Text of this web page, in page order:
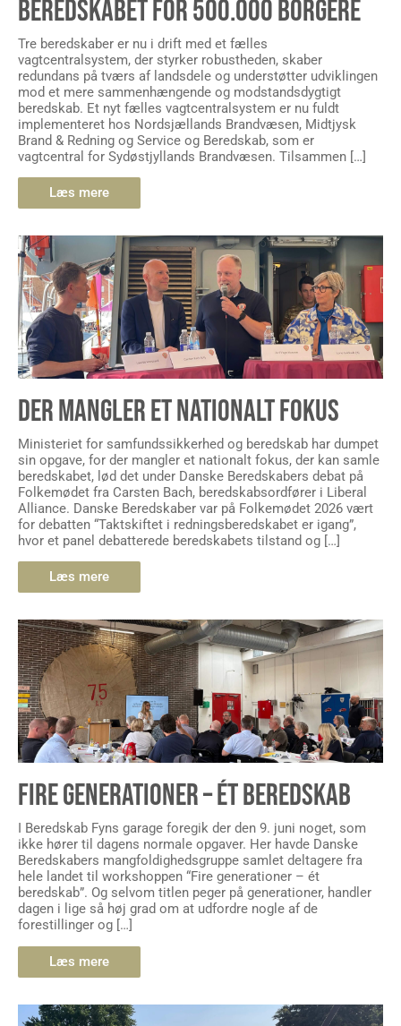
BEREDSKABET FOR 500.000 BORGERE
Tre beredskaber er nu i drift med et fælles
vagtcentralsystem, der styrker robustheden, skaber
redundans på tværs af landsdele og understøtter udviklingen
mod et mere sammenhængende og modstandsdygtigt
beredskab. Et nyt fælles vagtcentralsystem er nu fuldt
implementeret hos Nordsjællands Brandvæsen, Midtjysk
Brand & Redning og Service og Beredskab, som er
vagtcentral for Sydøstjyllands Brandvæsen. Tilsammen […]
Læs mere
DER MANGLER ET NATIONALT FOKUS
Ministeriet for samfundssikkerhed og beredskab har dumpet
sin opgave, for der mangler et nationalt fokus, der kan samle
beredskabet, lød det under Danske Beredskabers debat på
Folkemødet fra Carsten Bach, beredskabsordfører i Liberal
Alliance. Danske Beredskaber var på Folkemødet 2026 vært
for debatten “Taktskiftet i redningsberedskabet er igang”,
hvor et panel debatterede beredskabets tilstand og […]
Læs mere
FIRE GENERATIONER – ÉT BEREDSKAB
I Beredskab Fyns garage foregik der den 9. juni noget, som
ikke hører til dagens normale opgaver. Her havde Danske
Beredskabers mangfoldighedsgruppe samlet deltagere fra
hele landet til workshoppen “Fire generationer – ét
beredskab”. Og selvom titlen peger på generationer, handler
dagen i lige så høj grad om at udfordre nogle af de
forestillinger og […]
Læs mere